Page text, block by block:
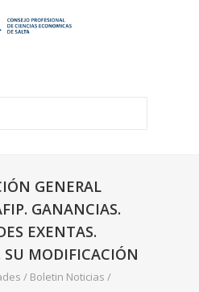
GENERAL
GANANCIAS.
EXENTAS.
SU MODIFICACIÓN
/ Boletin Noticias /